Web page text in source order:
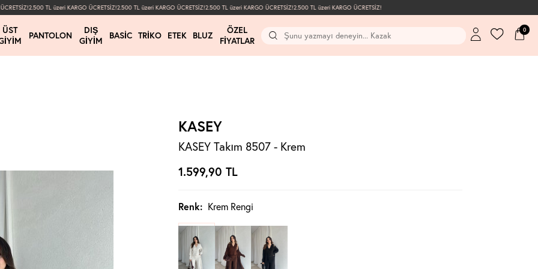
2.500 TL üzeri KARGO ÜCRETSİZ!2.500 TL üzeri KARGO ÜCRETSİZ!2.500 TL üzeri KARGO ÜCRETSİZ!2.500 TL üzeri KARGO ÜCRETSİZ!
ÜST
PANTOLON
DIŞ
GIYIM
BASIC TRIKO ETEK BLUZ
ÖZEL
FIYATLAR
0
KASEY
KASEY Takım 8507 - Krem
1.599,90 TL
Renk: Krem Rengi